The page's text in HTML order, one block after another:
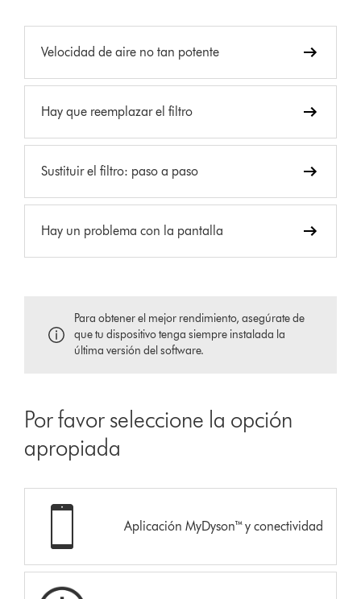
Velocidad de aire no tan potente
Hay que reemplazar el filtro
Sustituir el filtro: paso a paso
Hay un problema con la pantalla
Para obtener el mejor rendimiento, asegúrate de
que tu dispositivo tenga siempre instalada la
última versión del software.
Por favor seleccione la opción
apropiada
Aplicación MyDyson™ y conectividad